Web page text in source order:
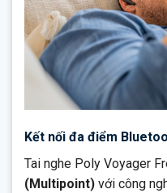
Kết nối đa điểm
Tai nghe Poly Voyager
(Multipoint) với công